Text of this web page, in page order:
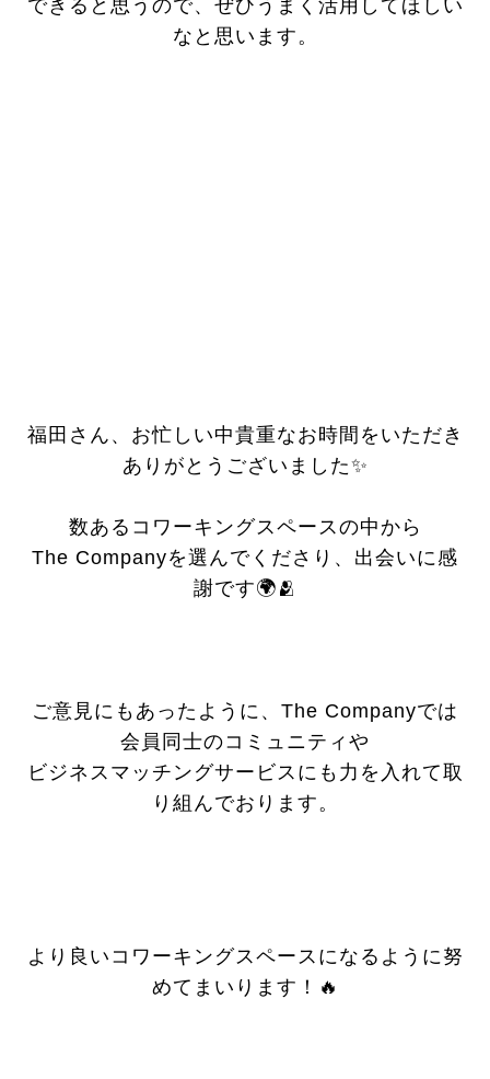
できると思うので、ぜひうまく活用してほしい
なと思います。
福田さん、お忙しい中貴重なお時間をいただき
ありがとうございました✨
数あるコワーキングスペースの中から
The Companyを選んでくださり、 出会いに感
謝です🌍🫂
ご意見にもあったように、The Companyでは
会員同士のコミュニティや
ビジネスマッチングサービスにも力を入れて取
り組んでおります。
より良いコワーキングスペースになるように努
めてまいります！🔥